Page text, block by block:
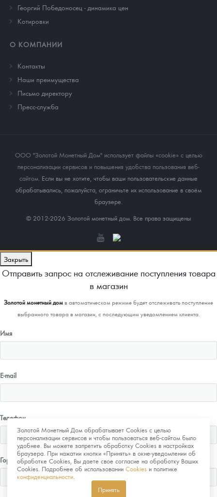
Георгий Победоносец - динамика цен
Котировки
О КОМПАНИИ
Контакты
Наши преимущества
Письмо директору
Пресс-служба
ООО "Золотой Монетный Дом" использует файлы «cookie» с целью
персонализации сервисов и повышения удобства пользования веб-
сайтом. Если вы не хотите, чтобы ваши пользовательские данные
обрабатывались, пожалуйста, ограничьте их использование в своём
браузере.
© 2012-2026 Золотой монетный дом. Все права защищены
Золотой Монетный Дом обрабатывает Cookies с целью
персонализации сервисов и чтобы пользоваться веб-сайтом было
удобнее. Вы можете запретить обработку Cookies в настройках
браузера. При нажатии кнопки «Принять» в окне-уведомлении об
обработке Cookies, Вы даете свое согласие на обработку Ваших
Cookies. Подробнее об использовании Cookies и политике
конфиденциальности
Принять
Закрыть
Отправить запрос на отслеживание поступления товара
в магазин
Золотой монетный домв автоматическом режиме будет отслеживать поступление
выбранного товара в магазин, с последующим уведомлением клиента.
Имя
E-mail
Телефон
Город